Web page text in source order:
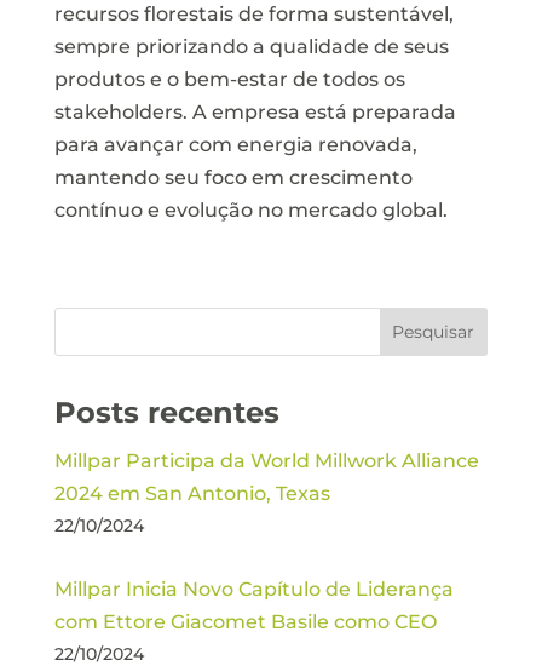
recursos florestais de forma sustentável,
sempre priorizando a qualidade de seus
produtos e o bem-estar de todos os
stakeholders. A empresa está preparada
para avançar com energia renovada,
mantendo seu foco em crescimento
contínuo e evolução no mercado global.
Posts recentes
Millpar Participa da World Millwork Alliance
2024 em San Antonio, Texas
22/10/2024
Millpar Inicia Novo Capítulo de Liderança
com Ettore Giacomet Basile como CEO
22/10/2024